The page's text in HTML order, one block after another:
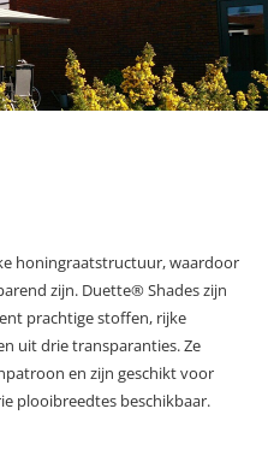
honingraatstructuur, waardoor
zijn. Duette® Shades zijn
prachtige stoffen, rijke
uit drie transparanties. Ze
en zijn geschikt voor
plooibreedtes beschikbaar.